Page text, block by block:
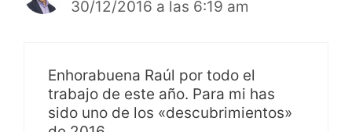
30/12/2016 a las 6:19 am
Enhorabuena Raúl por todo el
trabajo de este año. Para mi has
sido uno de los «descubrimientos»